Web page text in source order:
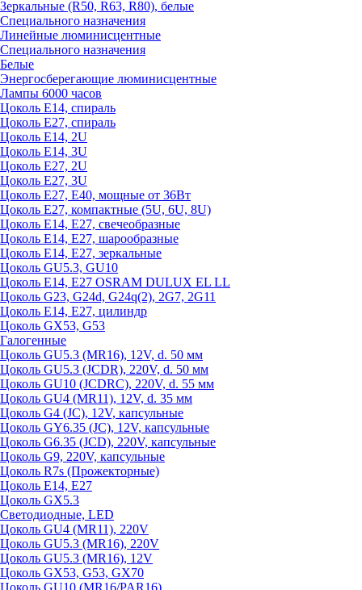
Зеркальные (R50, R63, R80), белые
Специального назначения
Линейные люминисцентные
Специального назначения
Белые
Энергосберегающие люминисцентные
Лампы 6000 часов
Цоколь Е14, спираль
Цоколь Е27, спираль
Цоколь Е14, 2U
Цоколь Е14, 3U
Цоколь Е27, 2U
Цоколь Е27, 3U
Цоколь Е27, Е40, мощные от 36Вт
Цоколь Е27, компактные (5U, 6U, 8U)
Цоколь Е14, Е27, свечеобразные
Цоколь Е14, Е27, шарообразные
Цоколь Е14, Е27, зеркальные
Цоколь GU5.3, GU10
Цоколь Е14, Е27 OSRAM DULUX EL LL
Цоколь G23, G24d, G24q(2), 2G7, 2G11
Цоколь Е14, Е27, цилиндр
Цоколь GX53, G53
Галогенные
Цоколь GU5.3 (MR16), 12V, d. 50 мм
Цоколь GU5.3 (JCDR), 220V, d. 50 мм
Цоколь GU10 (JCDRC), 220V, d. 55 мм
Цоколь GU4 (MR11), 12V, d. 35 мм
Цоколь G4 (JC), 12V, капсульные
Цоколь GY6.35 (JC), 12V, капсульные
Цоколь G6.35 (JCD), 220V, капсульные
Цоколь G9, 220V, капсульные
Цоколь R7s (Прожекторные)
Цоколь E14, E27
Цоколь GX5.3
Светодиодные, LED
Цоколь GU4 (MR11), 220V
Цоколь GU5.3 (MR16), 220V
Цоколь GU5.3 (MR16), 12V
Цоколь GX53, G53, GX70
Цоколь GU10 (MR16/PAR16)